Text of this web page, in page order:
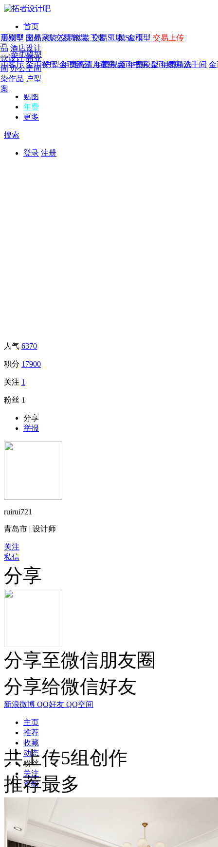
首页
发现
年费 作品 图纸 交易 软装 工装 SU模 金币
年费版块
费图纸 年费户型 年费高清 年费视频 年费模型 年费精选
作品
别墅 国外
酒店设计
设计 商业
办公空间
作品 户型
模型
模型 交易家装 交易软装 交易工装 SU模型 交易上传
金币模型
客厅 金币餐厅 金币卧室 儿童房 金币书房 金币厨房 洗手间 金
CAD
概念
贴图
年费
更多
搜索
登录 注册
人气 6370
积分 17900
关注 1
粉丝 1
分享
举报
ruirui721
青岛市 | 设计师
关注
私信
分享
分享至微信朋友圈
分享给微信好友
新浪微博 QQ好友 QQ空间
主页
推荐
收藏
动态
粉丝
关注
资料
共上传5组创作
推荐最多